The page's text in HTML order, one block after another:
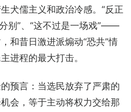
犬儒主义和政治冷感。“反正
别”、“这不过是一场戏”——
和昔日激进派煽动“恐共”情
进程的最大打击。
预言：当选民放弃了严肃的
会，等于主动将权力交给那